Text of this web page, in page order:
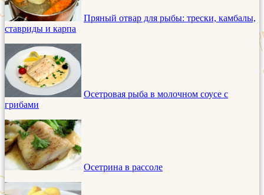
Пряный отвар для рыбы: трески, камбалы,
ставриды и карпа
Осетровая рыба в молочном соусе с
грибами
Осетрина в рассоле